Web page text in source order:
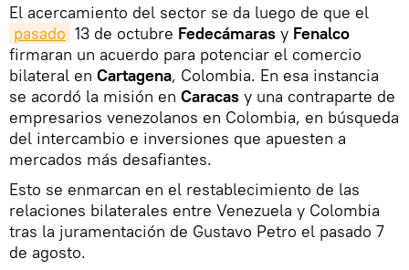
El acercamiento del sector se da luego de que el
pasado 13 de octubre Fedecámaras y Fenalco
firmaran un acuerdo para potenciar el comercio
bilateral en Cartagena, Colombia. En esa instancia
se acordó la misión en Caracas y una contraparte de
empresarios venezolanos en Colombia, en búsqueda
del intercambio e inversiones que apuesten a
mercados más desafiantes.
Esto se enmarcan en el restablecimiento de las
relaciones bilaterales entre Venezuela y Colombia
tras la juramentación de Gustavo Petro el pasado 7
de agosto.